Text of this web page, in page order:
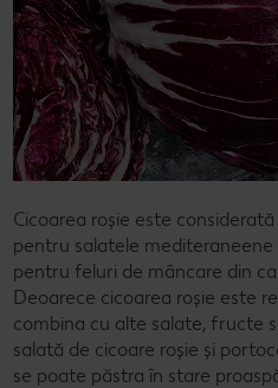
Cicoarea roșie este
pentru salatele
pentru feluri de mâncare din
Deoarece cicoarea roșie este
combina cu alte salate, fructe
salată de cicoare roșie și
se poate păstra în stare